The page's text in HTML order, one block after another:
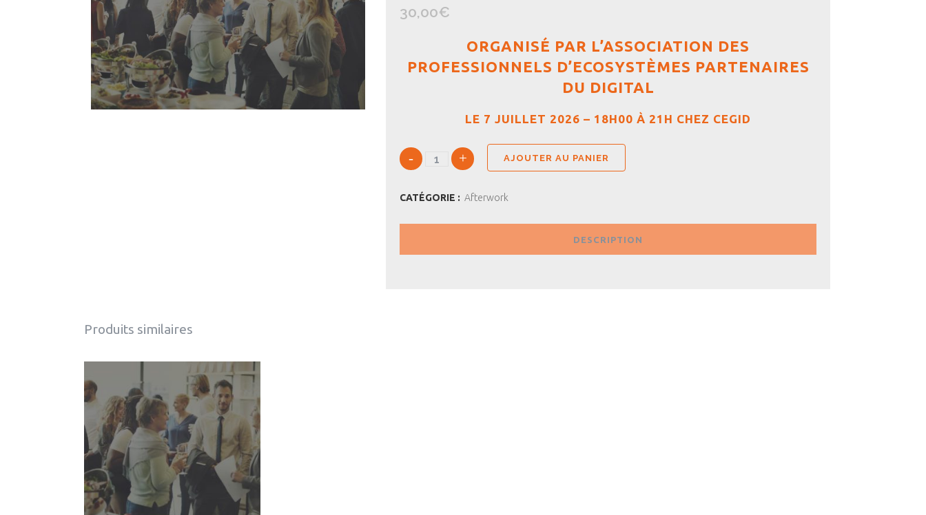
30,00€
ORGANISÉ PAR L’ASSOCIATION DES
PROFESSIONNELS D’ECOSYSTÈMES PARTENAIRES
DU DIGITAL
LE 7 JUILLET 2026 – 18H00 À 21H CHEZ CEGID
AJOUTER AU PANIER
CATÉGORIE : Afterwork
DESCRIPTION
Produits similaires